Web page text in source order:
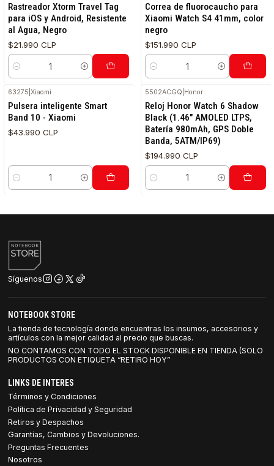
Rastreador Xtorm Travel Tag
para iOS y Android, Resistente
al Agua, Negro
$21.990 CLP
Cantidad
Correa de fluorocaucho para
Xiaomi Watch S4 41mm, color
negro
$151.990 CLP
Cantidad
63275 |Xiaomi
Pulsera inteligente Smart
Band 10 - Xiaomi
$43.990 CLP
Cantidad
5502ACGQ Honor
Reloj Honor Watch 6 Shadow
Black (1.46" AMOLED LTPS,
Batería 980mAh, GPS Doble
Banda, 5ATM/IP69)
$194.990 CLP
Cantidad
Síguenos
NOTEBOOK STORE
La tienda de tecnología donde encuentras los insumos, accesorios y
artículos con la mejor calidad al precio que buscas.
NO CONTAMOS CON TODO EL STOCK DISPONIBLE EN TIENDA (SOLO
PRODUCTOS CON ETIQUETA “RETIRO HOY”
LINKS DE INTERES
Términos y Condiciones
Política de Privacidad y Seguridad
Retiros y Despachos
Garantías, Cambios y Devoluciones.
Preguntas Frecuentes
Nosotros